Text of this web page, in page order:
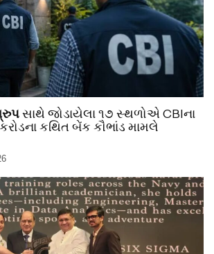
સાથે જોડાયેલા ૧૭ સ્થળોએ CBIના
કથિત બેંક કૌભાંડ મામલે